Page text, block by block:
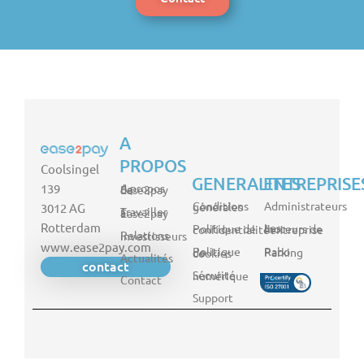
Coolsingel
139
3012 AG
Rotterdam
www.ease2pay.com
contact
A
PROPOS
A propos de Ease2pay
Travailler à Ease2pay
Relations investisseurs
Actualités
Contact
GENERALITES
Conditions générales
Politique de confidentialité
Politique de cookies
Sécurité numérique
Support
Administrateurs
Les moteurs de l'entreprise
Rabo Parking